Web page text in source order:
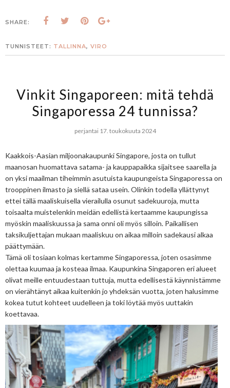
SHARE:
TUNNISTEET: TALLINNA, VIRO
Vinkit Singaporeen: mitä tehdä
Singaporessa 24 tunnissa?
perjantai 17. toukokuuta 2024
Kaakkois-Aasian miljoonakaupunki Singapore, josta on tullut
maanosan huomattava satama- ja kauppapaikka sijaitsee saarella ja
on yksi maailman tiheimmin asutuista kaupungeista Singaporessa on
trooppinen ilmasto ja siellä sataa usein. Olinkin todella yllättynyt
ettei tällä maaliskuisella vierailulla osunut sadekuuroja, mutta
toisaalta muistelenkin meidän edellistä kertaamme kaupungissa
myöskin maaliskuussa ja sama onni oli myös silloin. Paikallisen
taksikuljettajan mukaan maaliskuu on aikaa milloin sadekausi alkaa
päättymään.
Tämä oli tosiaan kolmas kertamme Singaporessa, joten osasimme
olettaa kuumaa ja kosteaa ilmaa. Kaupunkina Singaporen eri alueet
olivat meille entuudestaan tuttuja, mutta edellisestä käynnistämme
on vierähtänyt aikaa kuitenkin jo yhdeksän vuotta, joten halusimme
kokea tutut kohteet uudelleen ja toki löytää myös uuttakin
koettavaa.